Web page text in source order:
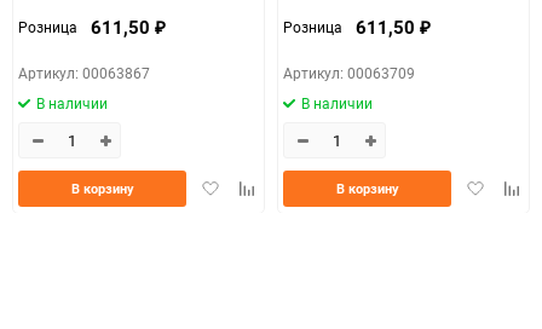
Розница 611,50 ₽
Артикул: 00063867
В наличии
ДобавитьДобавить
В корзину
Розница 611,50 ₽
Артикул: 00063709
В наличии
Добавить
В корзину